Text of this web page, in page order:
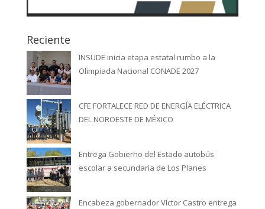
Reciente
INSUDE inicia etapa estatal rumbo a la
Olimpiada Nacional CONADE 2027
CFE FORTALECE RED DE ENERGÍA ELÉCTRICA
DEL NOROESTE DE MÉXICO
Entrega Gobierno del Estado autobús
escolar a secundaria de Los Planes
Encabeza gobernador Víctor Castro entrega